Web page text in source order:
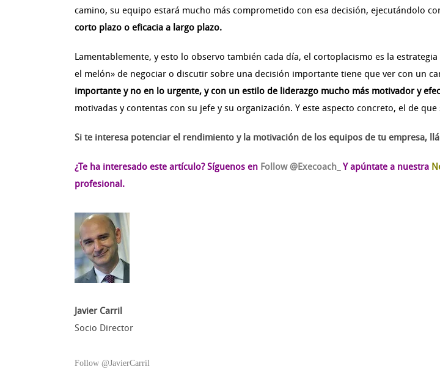
camino, su equipo estará mucho más comprometido con esa decisión, ejecutándolo
corto plazo o eficacia a largo plazo.
Lamentablemente, y esto lo observo también cada día, el cortoplacismo es la
el melón» de negociar o discutir sobre una decisión importante tiene que ver con un
importante y no en lo urgente, y con un estilo de liderazgo mucho más motivador y
motivadas y contentas con su jefe y su organización. Y este aspecto concreto, el de
Si te interesa potenciar el rendimiento y la motivación de los equipos de tu empresa,
¿Te ha interesado este artículo?Síguenos en Follow @Execoach_ Y apúntate a nuestra
profesional.
Javier Carril
Socio Director
Follow @JavierCarril